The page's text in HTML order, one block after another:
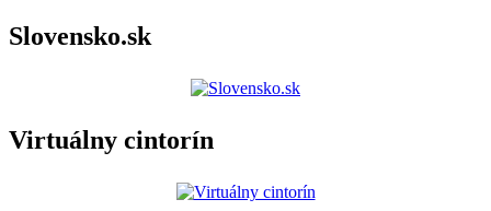
Slovensko.sk
Virtuálny cintorín